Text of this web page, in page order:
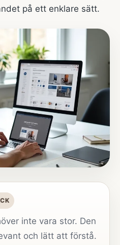
på ett enklare sätt.
inte vara stor. Den
och lätt att förstå.